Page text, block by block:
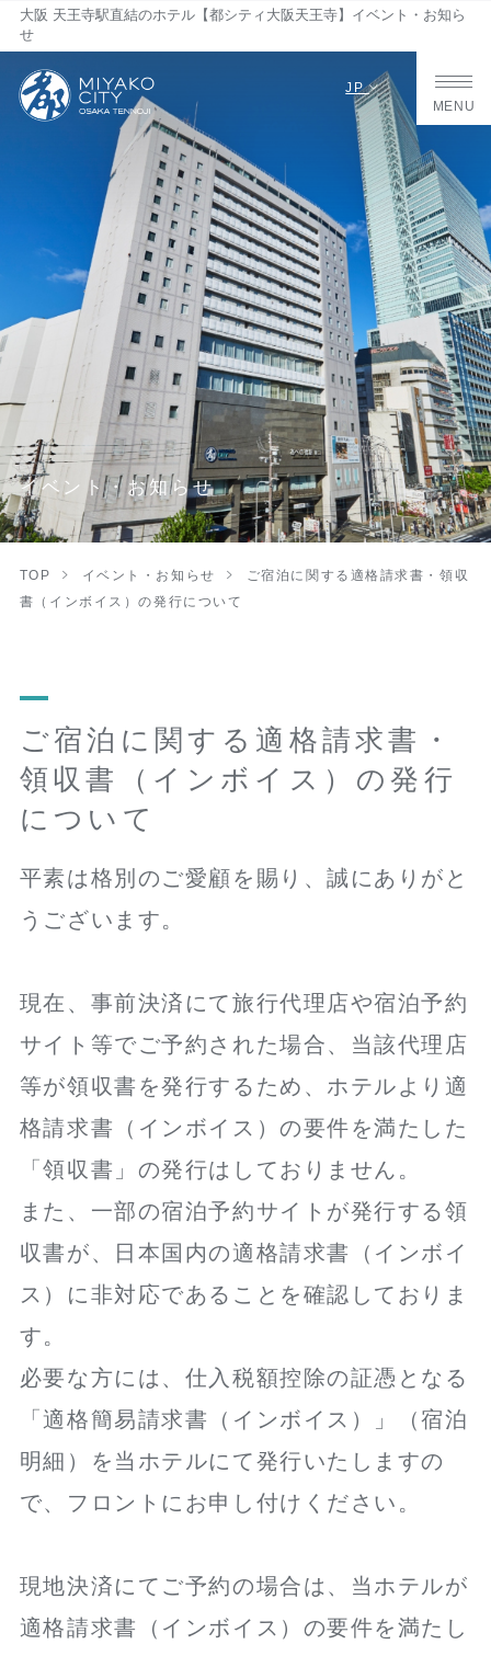
大阪 天王寺駅直結のホテル【都シティ大阪天王寺】イベント・お知ら
せ
JP
MENU
イベント・お知らせ
TOP イベント・お知らせ
ご宿泊に関する適格請求書・領収
書（インボイス）の発行について
ご宿泊に関する適格請求書・
領収書（インボイス）の発行
について
平素は格別のご愛顧を賜り、誠にありがと
うございます。
現在、事前決済にて旅行代理店や宿泊予約
サイト等でご予約された場合、当該代理店
等が領収書を発行するため、ホテルより適
格請求書（インボイス）の要件を満たした
「領収書」の発行はしておりません。
また、一部の宿泊予約サイトが発行する領
収書が、日本国内の適格請求書（インボイ
ス）に非対応であることを確認しておりま
す。
必要な方には、仕入税額控除の証憑となる
「適格簡易請求書（インボイス）」（宿泊
明細）を当ホテルにて発行いたしますの
で、フロントにお申し付けください。
現地決済にてご予約の場合は、当ホテルが
適格請求書（インボイス）の要件を満たし